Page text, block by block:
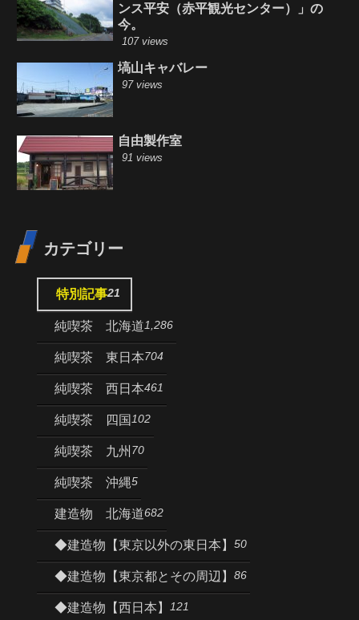
ンス平安（赤平観光センター）」の
今。
107 views
塙山キャバレー
97 views
自由製作室
91 views
カテゴリー
特別記事21
純喫茶 北海道1,286
純喫茶 東日本704
純喫茶 西日本461
純喫茶 四国102
純喫茶 九州 70
純喫茶 沖縄5
建造物 北海道682
◆建造物【東京以外の東日本】 50
◆建造物【東京都とその周辺】 86
◆建造物【西日本】 121